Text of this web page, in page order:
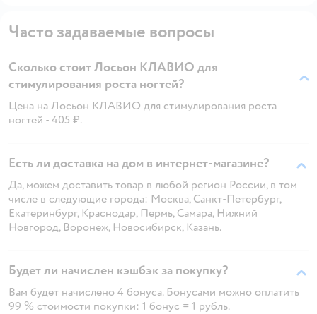
Часто задаваемые вопросы
Сколько стоит Лосьон КЛАВИО для
стимулирования роста ногтей?
Цена на Лосьон КЛАВИО для стимулирования роста
ногтей - 405 ₽.
Есть ли доставка на дом в интернет-магазине?
Да, можем доставить товар в любой регион России, в том
числе в следующие города: Москва, Санкт-Петербург,
Екатеринбург, Краснодар, Пермь, Самара, Нижний
Новгород, Воронеж, Новосибирск, Казань.
Будет ли начислен кэшбэк за покупку?
Вам будет начислено 4 бонуса. Бонусами можно оплатить
99 % стоимости покупки: 1 бонус = 1 рубль.